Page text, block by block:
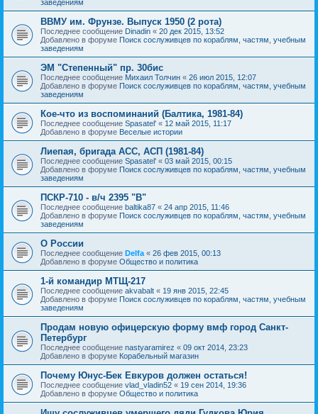
заведениям
ВВМУ им. Фрунзе. Выпуск 1950 (2 рота)
Последнее сообщение Dinadin « 20 дек 2015, 13:52
Добавлено в форуме Поиск сослуживцев по кораблям, частям, учебным
заведениям
ЭМ "Степенный" пр. 30бис
Последнее сообщение Михаил Толчин « 26 июл 2015, 12:07
Добавлено в форуме Поиск сослуживцев по кораблям, частям, учебным
заведениям
Кое-что из воспоминаний (Балтика, 1981-84)
Последнее сообщение Spasatel' « 12 май 2015, 11:17
Добавлено в форуме Веселые истории
Лиепая, бригада АСС, АСП (1981-84)
Последнее сообщение Spasatel' « 03 май 2015, 00:15
Добавлено в форуме Поиск сослуживцев по кораблям, частям, учебным
заведениям
ПСКР-710 - в/ч 2395 "В"
Последнее сообщение baltika87 « 24 апр 2015, 11:46
Добавлено в форуме Поиск сослуживцев по кораблям, частям, учебным
заведениям
О России
Последнее сообщение Delfa « 26 фев 2015, 00:13
Добавлено в форуме Общество и политика
1-й командир МТЩ-217
Последнее сообщение akvabalt « 19 янв 2015, 22:45
Добавлено в форуме Поиск сослуживцев по кораблям, частям, учебным
заведениям
Продам новую офицерскую форму вмф город Санкт-
Петербург
Последнее сообщение nastyaramirez « 09 окт 2014, 23:23
Добавлено в форуме Корабельный магазин
Почему Юнус-Бек Евкуров должен остаться!
Последнее сообщение vlad_vladin52 « 19 сен 2014, 19:36
Добавлено в форуме Общество и политика